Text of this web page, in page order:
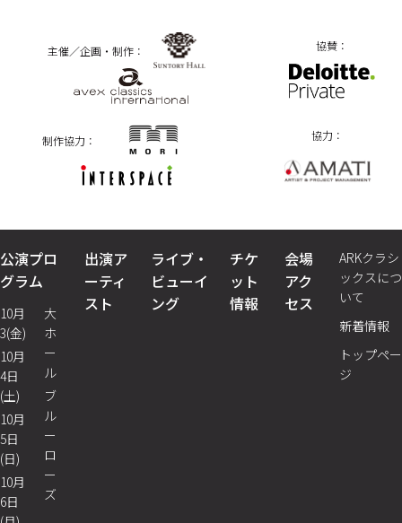
主催／企画・制作： 協賛：
制作協力： 協力：
公演プロ
グラム
10月
3(金)
10月
4日
(土)
10月
5日
(日)
10月
6日
大
ホ
ー
ル
ブ
ル
ー
ロ
ー
ズ
出演ア
ーティ
スト
ライブ・
ビューイ
ング
チケ
ット
情報
会場
アク
セス
ARKクラシ
ックスにつ
いて
新着情報
トップペー
ジ